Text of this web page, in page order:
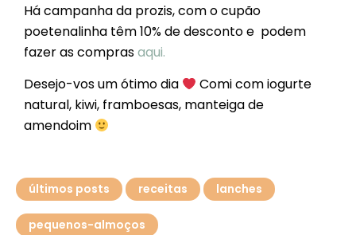
Há campanha da prozis, com o cupão
poetenalinha têm 10% de desconto e podem
fazer as comprasaqui.
Desejo-vos um ótimo dia
Comi com iogurte
natural, kiwi, framboesas, manteiga de
amendoim
últimos posts receitas lanches
pequenos-almoços